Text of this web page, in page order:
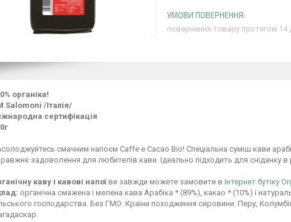
повернення товару протягом 14
органіка!
Salomoni /Італія/
сертифікація
смачним напоєм Caffe e Cacao Bio! Спеціальна суміш кави
задоволення для любителів кави. Ідеально підходить для сніданку в
каву і кавові напоїви завжди можете замовити в Інтернет бутіку
органічна смажена і мелена кава Арабіка * (89%), какао * (10%) і
господарства. Без ГМО. Країни походження сировини: Перу,